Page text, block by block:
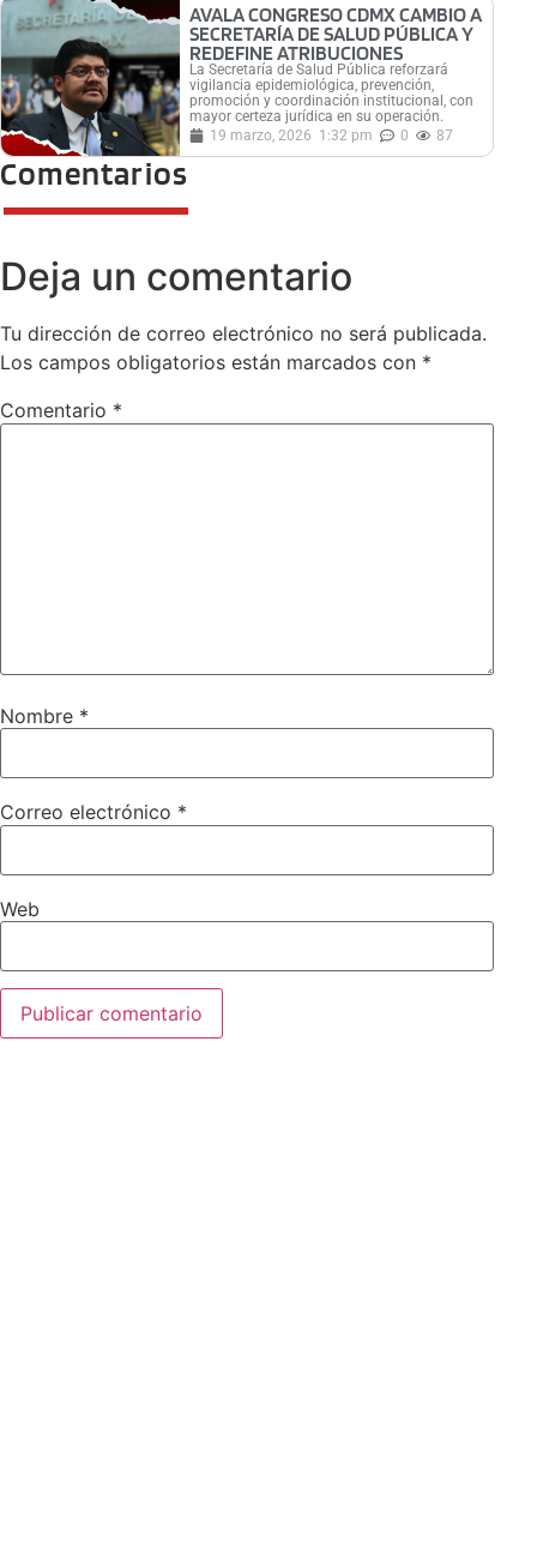
AVALA CONGRESO CDMX CAMBIO A
SECRETARÍA DE SALUD PÚBLICA Y
REDEFINE ATRIBUCIONES
La Secretaría de Salud Pública reforzará
vigilancia epidemiológica, prevención,
promoción y coordinación institucional, con
mayor certeza jurídica en su operación.
19 marzo, 2026 1:32 pm 0 87
Comentarios
Deja un comentario
Tu dirección de correo electrónico no será publicada.
Los campos obligatorios están marcados con *
Comentario *
Nombre *
Correo electrónico *
Web